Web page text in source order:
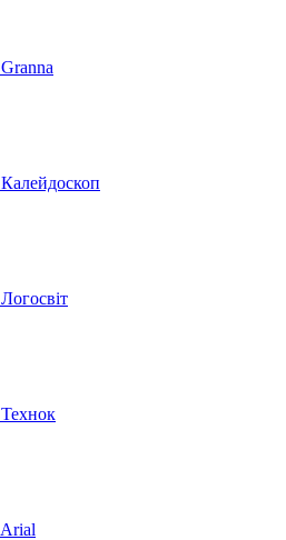
Granna
Калейдоскоп
Логосвіт
Технок
Arial